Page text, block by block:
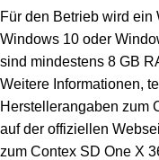
Für den Betrieb wird
Windows 10 oder
sind mindestens 8 GB
Weitere Informationen,
Herstellerangaben zum
auf der offiziellen
zum Contex SD One X